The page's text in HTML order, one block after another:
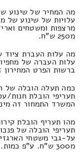
מה המחיר של שינוע
עלויות של שינוע של
מ250 ש"ח.
מה עלות העברת ציוד
עלות העברה של
ברשות הפרט המחירון זה
כמה תעלה הובלה של
תעריפי הובלת חנות/
המשרד התמחור זה מינימום
מהו תעריף הובלת
תעריפי הובלה של
על-גבי משטחי
מ300 ש"ח. ע"פ כמות.